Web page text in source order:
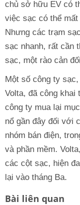
chủ sở hữu EV có
việc sạc có thể
Nhưng các trạm
sạc nhanh, rất cần
sạc, một rào cản
Một số công ty
Volta, đã công khai
công ty mua lại
nổ gần đây đối với
nhóm bán điện,
và phần mềm.
các cột sạc, hiện
lại vào tháng Ba.
Bài liên quan